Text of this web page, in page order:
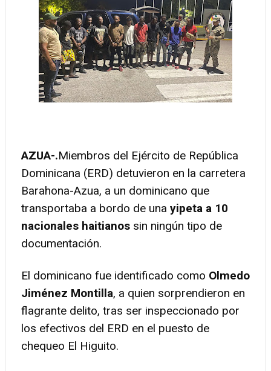
AZUA-.Miembros del Ejército de República
Dominicana (ERD) detuvieron en la carretera
Barahona-Azua, a un dominicano que
transportaba a bordo de una yipeta a 10
nacionales haitianossin ningún tipo de
documentación.
El dominicano fue identificado como Olmedo
Jiménez Montilla, a quien sorprendieron en
flagrante delito, tras ser inspeccionado por
los efectivos del ERD en el puesto de
chequeo El Higuito.